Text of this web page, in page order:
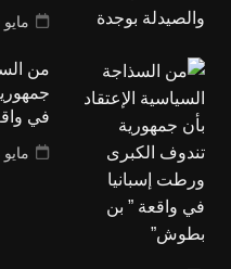
مايو 30, 2022
من
في
مايو 4, 2021